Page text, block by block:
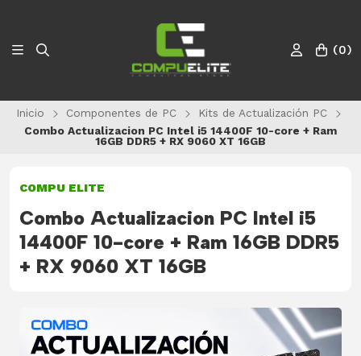
(0)
Inicio Componentes de PC
Kits de Actualización PC
Combo Actualizacion PC Intel i5 14400F 10-core + Ram
16GB DDR5 + RX 9060 XT 16GB
COMPU ELITE
Combo Actualizacion PC Intel i5
14400F 10-core + Ram 16GB DDR5
+ RX 9060 XT 16GB